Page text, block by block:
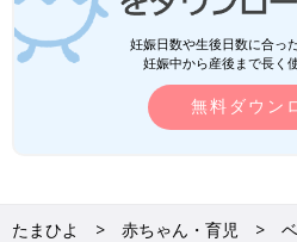
妊娠日数や生後日数に合っ
妊娠中から産後まで長く
無料ダウン
たまひよ 赤ちゃん・育児